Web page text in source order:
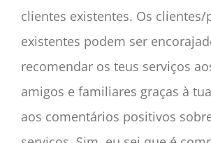
clientes existentes. Os clientes/
existentes podem ser
recomendar os teus serviços
amigos e familiares graças à
aos comentários positivos